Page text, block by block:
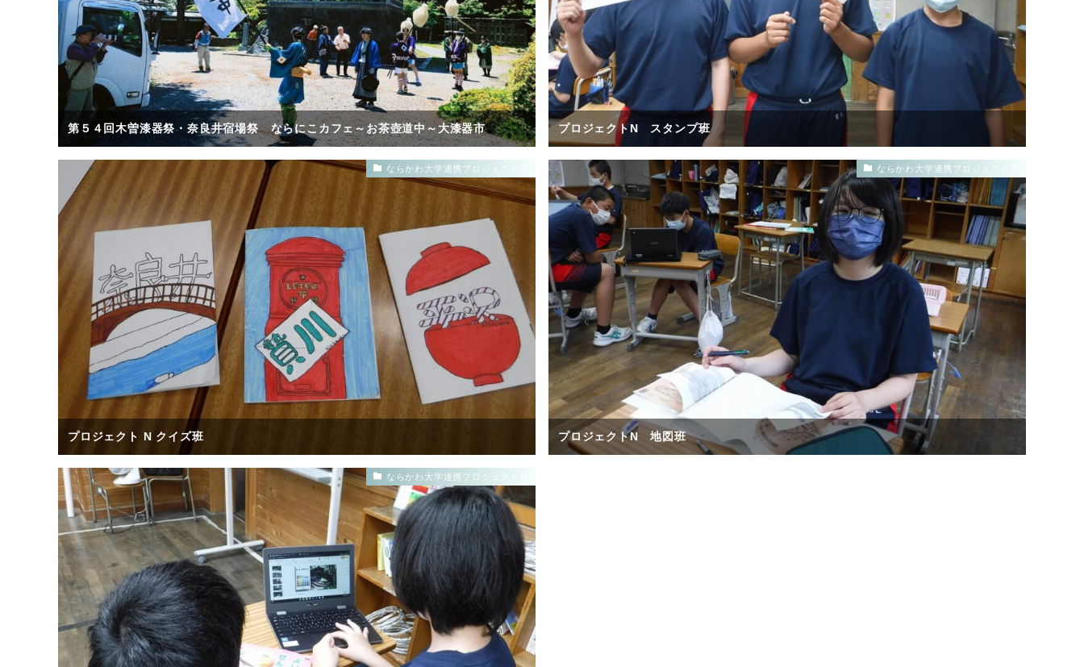
第５４回木曽漆器祭・奈良井宿場祭 ならにこカフェ～お茶壺道中～大漆器市 プロジェクトN スタンプ班
ならかわ大学連携プロジェクトＮ
プロジェクト N クイズ班
ならかわ大学連携プロジェクトＮ
プロジェクトN 地図班
ならかわ大学連携プロジェクトＮ